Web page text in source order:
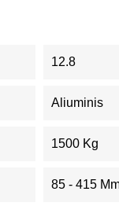
12.8
Aliuminis
1500 Kg
85 - 415